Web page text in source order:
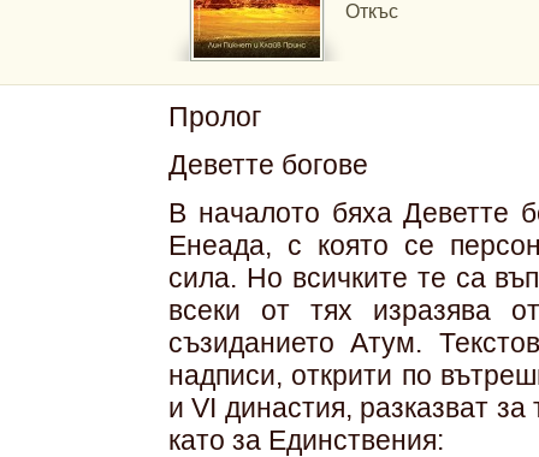
Откъс
Пролог
Деветте богове
В началото бяха Деветте
Енеада, с която се
сила. Но всичките те са
всеки от тях изразява
съзиданието Атум.
надписи, открити по
и VI династия, разказват
като за Единствения: